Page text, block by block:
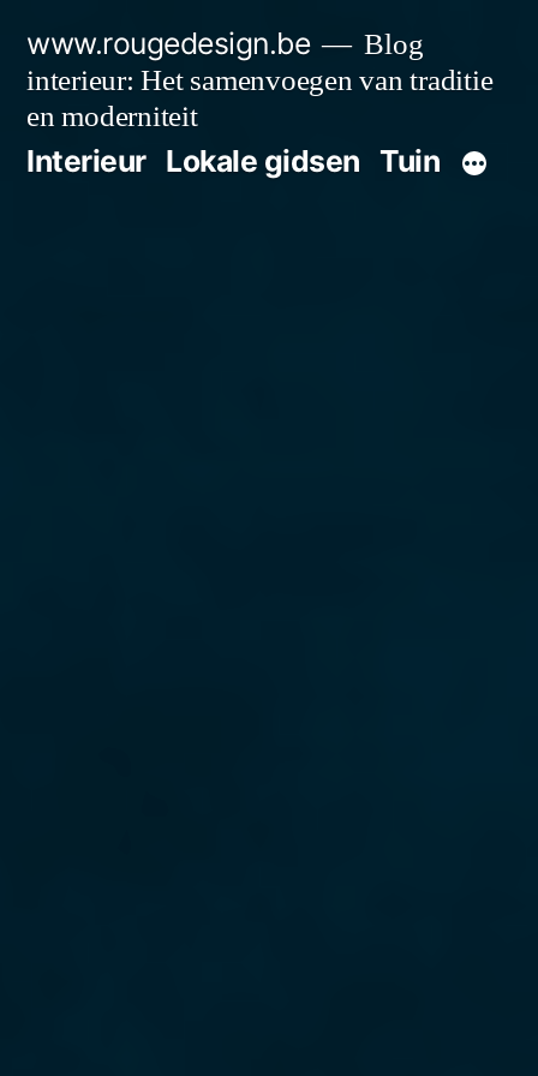
naar
inhoud
www.rougedesign.be
Blog
interieur: Het samenvoegen van traditie
en moderniteit
Interieur Lokale gidsen Tuin